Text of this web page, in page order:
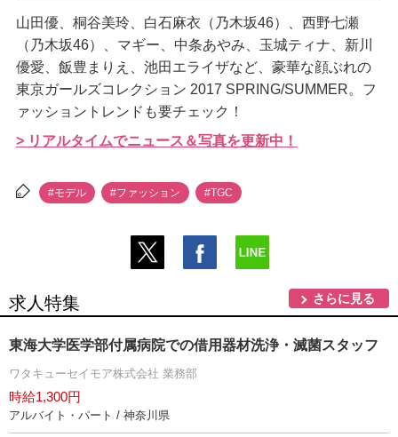
山田優、桐谷美玲、白石麻衣（乃木坂46）、西野七瀬
（乃木坂46）、マギー、中条あやみ、玉城ティナ、新川
優愛、飯豊まりえ、池田エライザなど、豪華な顔ぶれの
東京ガールズコレクション 2017 SPRING/SUMMER。フ
ァッショントレンドも要チェック！
> リアルタイムでニュース＆写真を更新中！
#モデル #ファッション #TGC
求人特集 さらに見る
東海大学医学部付属病院での借用器材洗浄・滅菌スタッフ
ワタキューセイモア株式会社 業務部
時給1,300円
アルバイト・パート / 神奈川県